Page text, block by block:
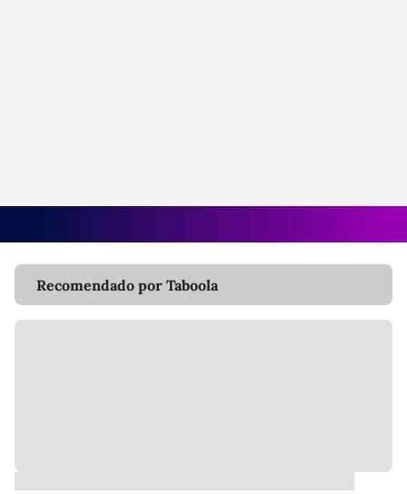
Recomendado por Taboola